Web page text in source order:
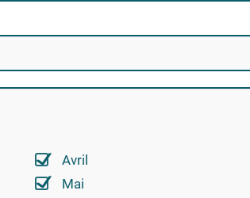
Avril
Mai